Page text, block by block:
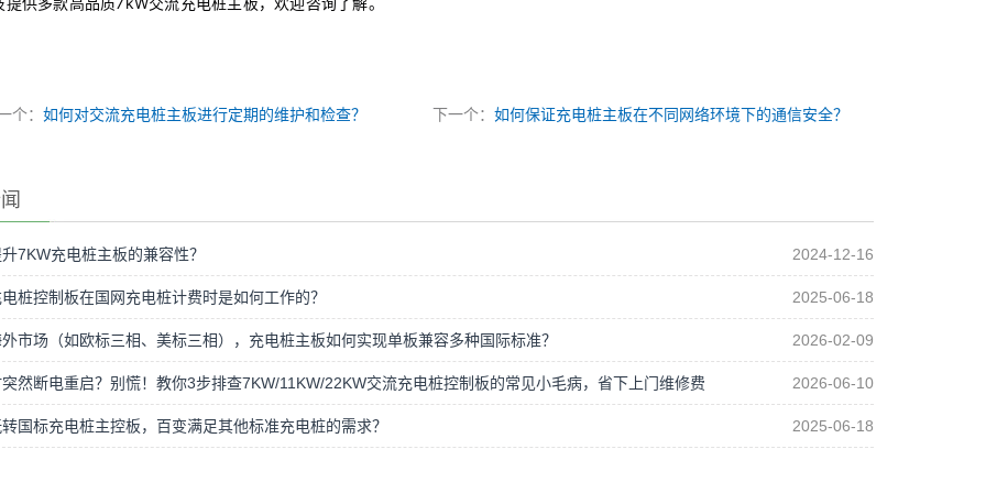
个：如何对交流充电桩主板进行定期的维护和检查？ 下一个：如何保证充电桩主板在不同网络环境下的通信安全？
7KW充电桩主板的兼容性？ 2024-12-16
桩控制板在国网充电桩计费时是如何工作的？ 2025-06-18
市场（如欧标三相、美标三相），充电桩主板如何实现单板兼容多种国际标准？ 2026-02-09
然断电重启？别慌！教你3步排查7KW/11KW/22KW交流充电桩控制板的常见小毛病，省下上门维修费 2026-06-10
国标充电桩主控板，百变满足其他标准充电桩的需求？ 2025-06-18